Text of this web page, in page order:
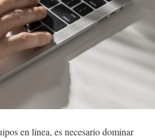
en línea, es necesario dominar